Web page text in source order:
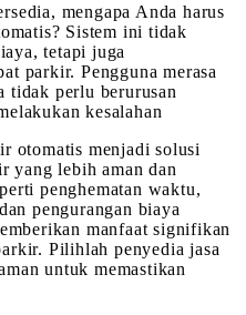
mengapa Anda harus
Sistem ini tidak
tetapi juga
parkir. Pengguna merasa
tidak perlu berurusan
kesalahan
otomatis menjadi solusi
yang lebih aman dan
penghematan waktu,
pengurangan biaya
manfaat signifikan
Pilihlah penyedia jasa
untuk memastikan